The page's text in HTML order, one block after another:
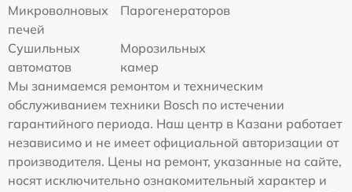
Микроволновых
печей
Парогенераторов
Сушильных
автоматов
Морозильных
камер
Мы занимаемся ремонтом и техническим
обслуживанием техники Bosch по истечении
гарантийного периода. Наш центр в Казани работает
независимо и не имеет официальной авторизации от
производителя. Цены на ремонт, указанные на сайте,
носят исключительно ознакомительный характер и